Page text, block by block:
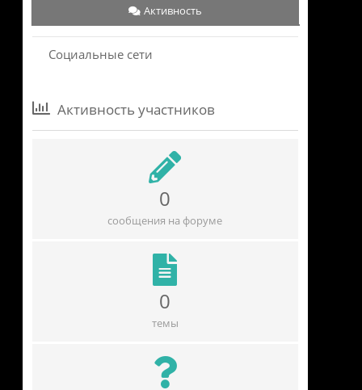
Активность
Социальные сети
Активность участников
0
сообщения на форуме
0
темы